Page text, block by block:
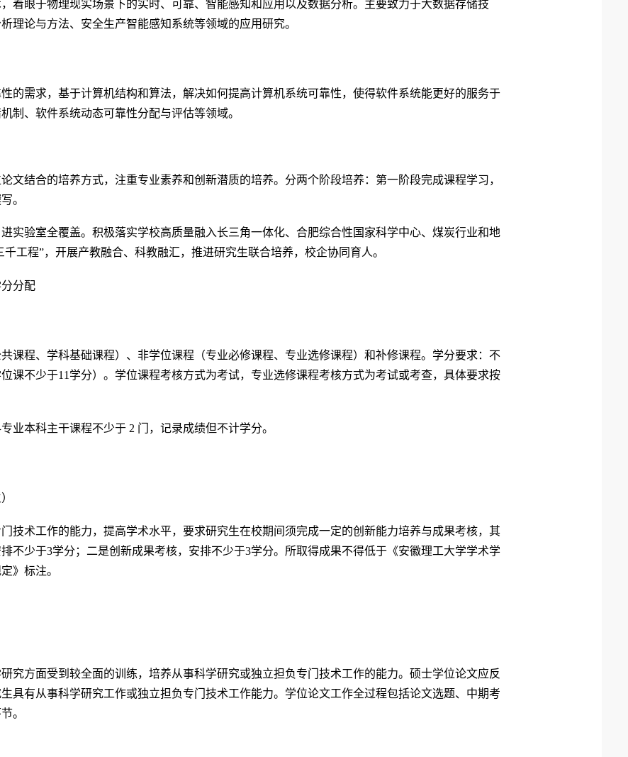
着眼于物理现实场景下的实时、可靠、智能感知和应用以及数据分析。主要致力于大数据存储技
理论与方法、安全生产智能感知系统等领域的应用研究。
的需求，基于计算机结构和算法，解决如何提高计算机系统可靠性，使得软件系统能更好的服务于
制、软件系统动态可靠性分配与评估等领域。
文结合的培养方式，注重专业素养和创新潜质的培养。分两个阶段培养：第一阶段完成课程学习，
。
实验室全覆盖。积极落实学校高质量融入长三角一体化、合肥综合性国家科学中心、煤炭行业和地
工程”，开展产教融合、科教融汇，推进研究生联合培养，校企协同育人。
分配
课程、学科基础课程）、非学位课程（专业必修课程、专业选修课程）和补修课程。学分要求：不
课不少于11学分）。学位课程考核方式为考试，专业选修课程考核方式为考试或考查，具体要求按
业本科主干课程不少于 2 门，记录成绩但不计学分。
技术工作的能力，提高学术水平，要求研究生在校期间须完成一定的创新能力培养与成果考核，其
不少于3学分；二是创新成果考核，安排不少于3学分。所取得成果不得低于《安徽理工大学学术学
》标注。
究方面受到较全面的训练，培养从事科学研究或独立担负专门技术工作的能力。硕士学位论文应反
具有从事科学研究工作或独立担负专门技术工作能力。学位论文工作全过程包括论文选题、中期考
。